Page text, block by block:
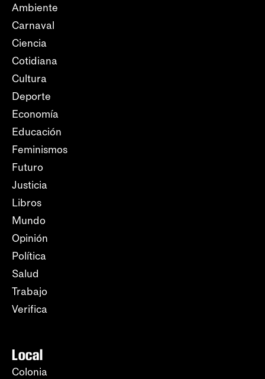
Ambiente
Carnaval
Ciencia
Cotidiana
Cultura
Deporte
Economía
Educación
Feminismos
Futuro
Justicia
Libros
Mundo
Opinión
Política
Salud
Trabajo
Verifica
Local
Colonia